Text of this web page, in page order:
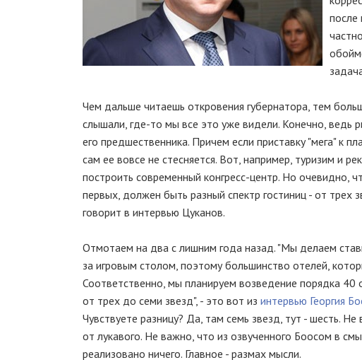
после
Чем дальше читаешь откровения губернатора, тем
слышали, где-то мы все это уже видели. Конечно, ведь
его предшественника. Причем если приставку "мега" к
сам ее вовсе не стесняется. Вот, например, туризим и
построить современный конгресс-центр. Но очевидно,
первых, должен быть разный спектр гостиниц - от
говорит в интервью Цуканов.
Отмотаем на два с лишним года назад. "Мы делаем
за игровым столом, поэтому большинство отелей,
Соответственно, мы планируем возведение порядка
от трех до семи звезд", - это вот из интервью Георгия
Чувствуете разницу? Да, там семь звезд, тут - шесть.
от лукавого. Не важно, что из озвученного Боосом в
реализовано ничего. Главное - размах мысли.